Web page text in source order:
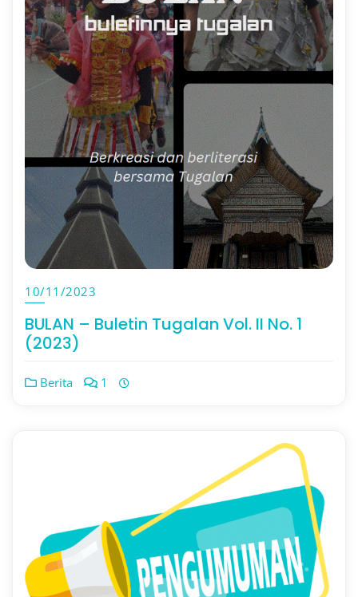
10/11/2023
BULAN – Buletin Tugalan Vol. II No. 1
(2023)
Berita 1